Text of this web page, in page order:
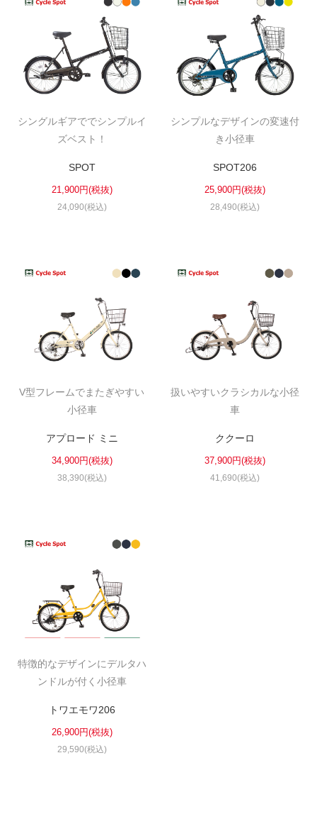
シングルギアででシンプルイ
ズベスト！
SPOT
21,900円(税抜)
24,090(税込)
シンプルなデザインの変速付
き小径車
SPOT206
25,900円(税抜)
28,490(税込)
V型フレームでまたぎやすい
小径車
アプロード ミニ
34,900円(税抜)
38,390(税込)
扱いやすいクラシカルな小径
車
ククーロ
37,900円(税抜)
41,690(税込)
特徴的なデザインにデルタハ
ンドルが付く小径車
トワエモワ206
26,900円(税抜)
29,590(税込)